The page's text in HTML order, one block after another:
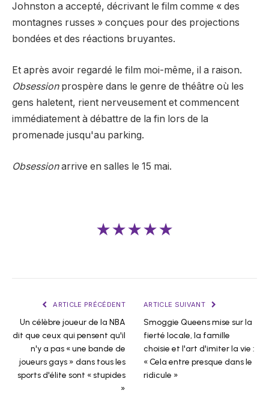
Johnston a accepté, décrivant le film comme « des
montagnes russes » conçues pour des projections
bondées et des réactions bruyantes.
Et après avoir regardé le film moi-même, il a raison.
Obsessionprospère dans le genre de théâtre où les
gens haletent, rient nerveusement et commencent
immédiatement à débattre de la fin lors de la
promenade jusqu'au parking.
Obsessionarrive en salles le 15 mai.
★★★★★
ARTICLE PRÉCÉDENT
Un célèbre joueur de la NBA
dit que ceux qui pensent qu'il
n'y a pas « une bande de
joueurs gays » dans tous les
sports d'élite sont « stupides
»
ARTICLE SUIVANT
Smoggie Queens mise sur la
fierté locale, la famille
choisie et l'art d'imiter la vie :
« Cela entre presque dans le
ridicule »